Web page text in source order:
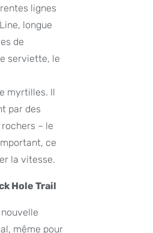
lignes
longue
de
serviette, le
myrtilles. Il
par des
– le
ce
la vitesse.
Hole Trail
même pour